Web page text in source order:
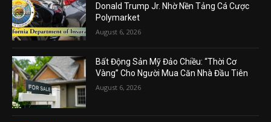
Donald Trump Jr. Nhờ Nền Tảng Cá Cược
Polymarket
August 6, 2026
Bất Động Sản Mỹ Đảo Chiều: “Thời Cơ
Vàng” Cho Người Mua Căn Nhà Đầu Tiên
August 6, 2026